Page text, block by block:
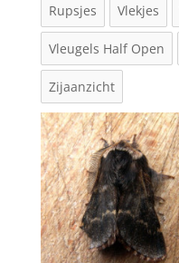
Rupsjes Vlekjes
Vleugels Half Open
Zijaanzicht